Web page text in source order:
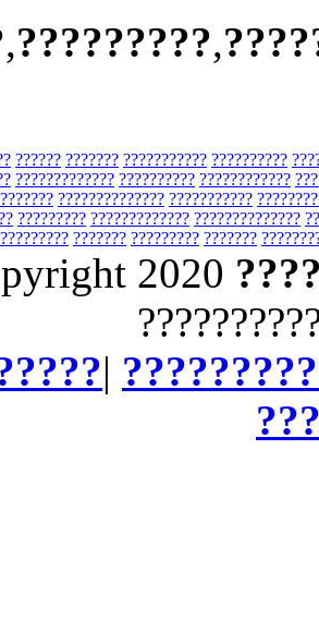
,?????????,
?????? ??????? ??????????? ??????????
????????????? ?????????? ????????????
?????????????? ???????????
????????? ????????????? ??????????????
??????? ????????? ???????
2020
|